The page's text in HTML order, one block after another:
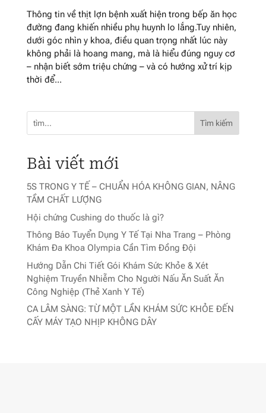
Thông tin về thịt lợn bệnh xuất hiện trong bếp ăn học
đường đang khiến nhiều phụ huynh lo lắng.Tuy nhiên,
dưới góc nhìn y khoa, điều quan trọng nhất lúc này
không phải là hoang mang, mà là hiểu đúng nguy cơ
– nhận biết sớm triệu chứng – và có hướng xử trí kịp
thời để...
Tìm kiếm
Bài viết mới
5S TRONG Y TẾ – CHUẨN HÓA KHÔNG GIAN, NÂNG
TẦM CHẤT LƯỢNG
Hội chứng Cushing do thuốc là gì?
Thông Báo Tuyển Dụng Y Tế Tại Nha Trang – Phòng
Khám Đa Khoa Olympia Cần Tìm Đồng Đội
Hướng Dẫn Chi Tiết Gói Khám Sức Khỏe & Xét
Nghiệm Truyền Nhiễm Cho Người Nấu Ăn Suất Ăn
Công Nghiệp (Thẻ Xanh Y Tế)
CA LÂM SÀNG: TỪ MỘT LẦN KHÁM SỨC KHỎE ĐẾN
CẤY MÁY TẠO NHỊP KHÔNG DÂY